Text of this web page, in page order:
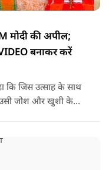
मोदी की अपील;
बनाकर करें
कि जिस उत्साह के साथ
उसी जोश और खुशी के